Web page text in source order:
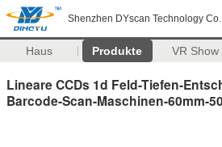
Shenzhen DYscan Technology
Haus Produkte VR Show
Lineare CCDs 1d Feld-Tiefen-
Barcode-Scan-Maschinen-60mm-